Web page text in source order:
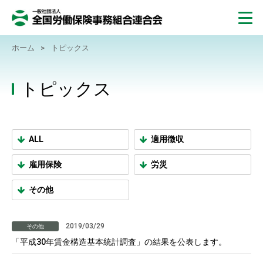
ホーム > トピックス
トピックス
ALL 適用徴収
雇用保険 労災
その他
その他 2019/03/29
「平成30年賃金構造基本統計調査」の結果を公表します。